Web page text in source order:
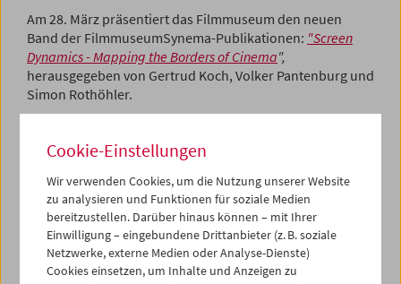
Am 28. März präsentiert das Filmmuseum den neuen
Band der FilmmuseumSynema-Publikationen: "Screen
Dynamics - Mapping the Borders of Cinema",
herausgegeben von Gertrud Koch, Volker Pantenburg und
Simon Rothöhler.
Kreimeiers grandiose Kulturgeschichte des frühen Kinos
und des Zsolnay-Verlags).
Gertrud Koch, Klaus Kreimeier und Simon Rothöhler
stellen im Filmmuseum ihre jeweiligen Bücher vor.
Elisabeth Büttner, Professorin für Filmtheorie an der
Cookie-Einstellungen
Wir verwenden Cookies, um die Nutzung unserer Website
zu analysieren und Funktionen für soziale Medien
bereitzustellen. Darüber hinaus können – mit Ihrer
Einwilligung – eingebundene Drittanbieter (z. B. soziale
Netzwerke, externe Medien oder Analyse-Dienste)
Cookies einsetzen, um Inhalte und Anzeigen zu